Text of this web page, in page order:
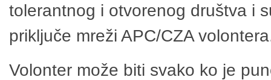
tolerantnog i otvorenog društva i
priključe mreži APC/CZA
Volonter može biti svako ko je